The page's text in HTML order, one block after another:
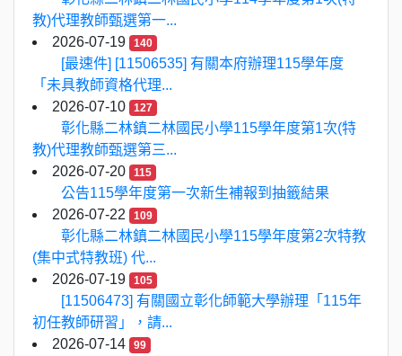
教)代理教師甄選第一...
2026-07-19
140
[最速件] [11506535] 有關本府辦理115學年度
「未具教師資格代理...
2026-07-10
127
彰化縣二林鎮二林國民小學115學年度第1次(特
教)代理教師甄選第三...
2026-07-20
115
公告115學年度第一次新生補報到抽籤結果
2026-07-22
109
彰化縣二林鎮二林國民小學115學年度第2次特教
(集中式特教班) 代...
2026-07-19
105
[11506473] 有關國立彰化師範大學辦理「115年
初任教師研習」，請...
2026-07-14
99